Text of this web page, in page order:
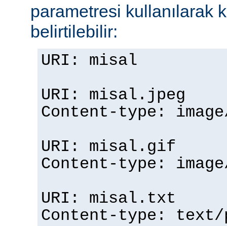
parametresi kullanılarak
belirtilebilir:
URI: misal
URI: misal.jpeg
Content-type:
URI: misal.gif
Content-type:
URI: misal.txt
Content-type: